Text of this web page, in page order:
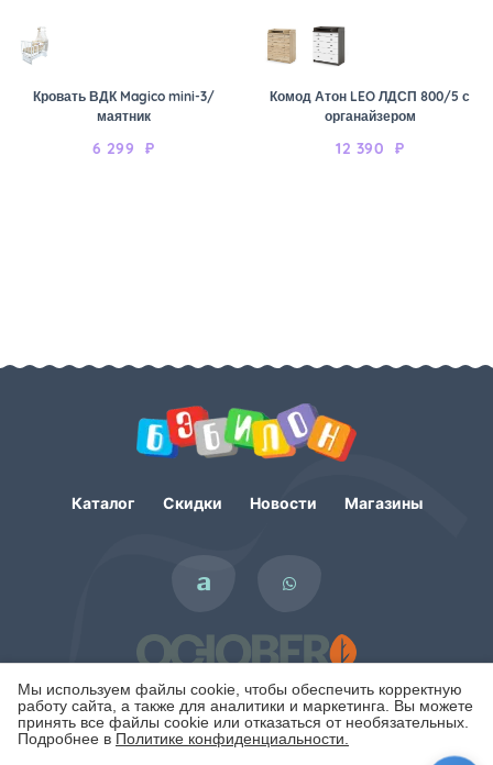
Мы используем файлы cookie, чтобы обеспечить корректную
работу сайта, а также для аналитики и маркетинга. Вы можете
принять все файлы cookie или отказаться от необязательных.
Подробнее в Политике конфиденциальности.
Кровать ВДК Magico mini-3/
маятник
6 299 ₽
Комод Атон LEO ЛДСП 800/5 с
органайзером
12 390 ₽
Каталог Скидки Новости Магазины
Политика конфиденциальности